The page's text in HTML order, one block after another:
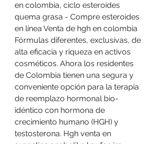
en colombia, ciclo esteroides
quema grasa - Compre esteroides
en línea Venta de hgh en colombia
Fórmulas diferentes, exclusivas, de
alta eficacia y riqueza en activos
cosméticos. Ahora los residentes
de Colombia tienen una segura y
conveniente opción para la terapia
de reemplazo hormonal bio-
idéntico con hormona de
crecimiento humano (HGH) y
testosterona. Hgh venta en